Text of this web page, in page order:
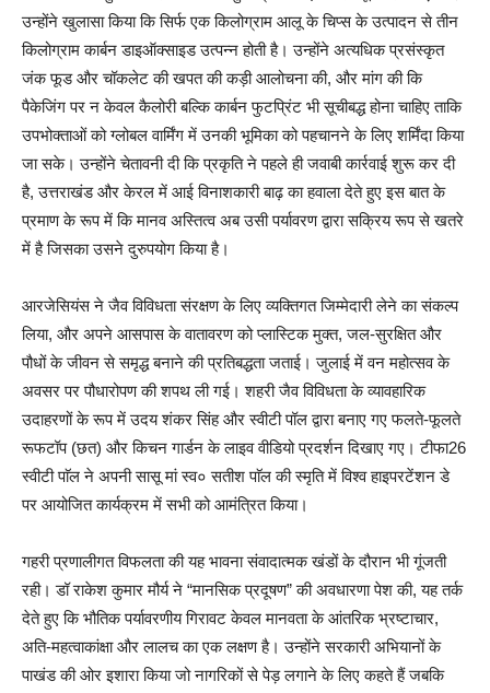
उन्होंने खुलासा किया कि सिर्फ एक किलोग्राम आलू के चिप्स के उत्पादन से तीन
किलोग्राम कार्बन डाइऑक्साइड उत्पन्न होती है। उन्होंने अत्यधिक प्रसंस्कृत
जंक फूड और चॉकलेट की खपत की कड़ी आलोचना की, और मांग की कि
पैकेजिंग पर न केवल कैलोरी बल्कि कार्बन फुटप्रिंट भी सूचीबद्ध होना चाहिए ताकि
उपभोक्ताओं को ग्लोबल वार्मिंग में उनकी भूमिका को पहचानने के लिए शर्मिंदा किया
जा सके। उन्होंने चेतावनी दी कि प्रकृति ने पहले ही जवाबी कार्रवाई शुरू कर दी
है, उत्तराखंड और केरल में आई विनाशकारी बाढ़ का हवाला देते हुए इस बात के
प्रमाण के रूप में कि मानव अस्तित्व अब उसी पर्यावरण द्वारा सक्रिय रूप से खतरे
में है जिसका उसने दुरुपयोग किया है।
आरजेसियंस ने जैव विविधता संरक्षण के लिए व्यक्तिगत जिम्मेदारी लेने का संकल्प
लिया, और अपने आसपास के वातावरण को प्लास्टिक मुक्त, जल-सुरक्षित और
पौधों के जीवन से समृद्ध बनाने की प्रतिबद्धता जताई। जुलाई में वन महोत्सव के
अवसर पर पौधारोपण की शपथ ली गई। शहरी जैव विविधता के व्यावहारिक
उदाहरणों के रूप में उदय शंकर सिंह और स्वीटी पॉल द्वारा बनाए गए फलते-फूलते
रूफटॉप (छत) और किचन गार्डन के लाइव वीडियो प्रदर्शन दिखाए गए। टीफा26
स्वीटी पाॅल ने अपनी सासू मां स्व० सतीश पाॅल की स्मृति में विश्व हाइपरटेंशन डे
पर आयोजित कार्यक्रम में सभी को आमंत्रित किया।
गहरी प्रणालीगत विफलता की यह भावना संवादात्मक खंडों के दौरान भी गूंजती
रही। डॉ राकेश कुमार मौर्य ने “मानसिक प्रदूषण” की अवधारणा पेश की, यह तर्क
देते हुए कि भौतिक पर्यावरणीय गिरावट केवल मानवता के आंतरिक भ्रष्टाचार,
अति-महत्वाकांक्षा और लालच का एक लक्षण है। उन्होंने सरकारी अभियानों के
पाखंड की ओर इशारा किया जो नागरिकों से पेड़ लगाने के लिए कहते हैं जबकि